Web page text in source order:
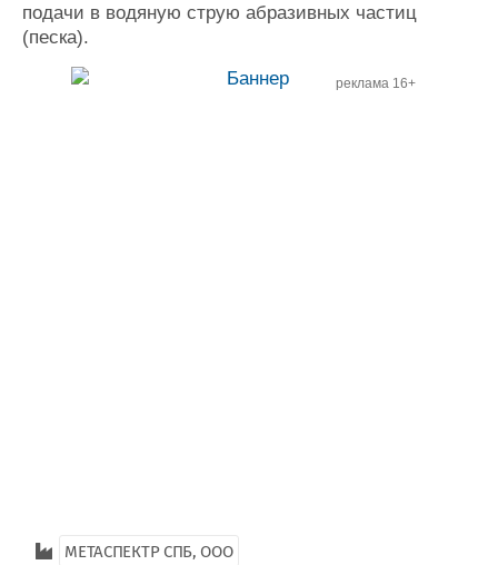
подачи в водяную струю абразивных частиц
(песка).
реклама 16+
МЕТАСПЕКТР СПБ, ООО